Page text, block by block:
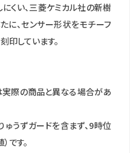
くい、三菱ケミカル社の新樹
に、センサー形状をモチーフ
印しています。
際の商品と異なる場合があ
うずガードを含まず、9時位
です。